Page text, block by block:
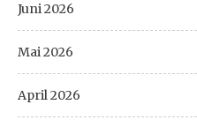
Juni 2026
Mai 2026
April 2026